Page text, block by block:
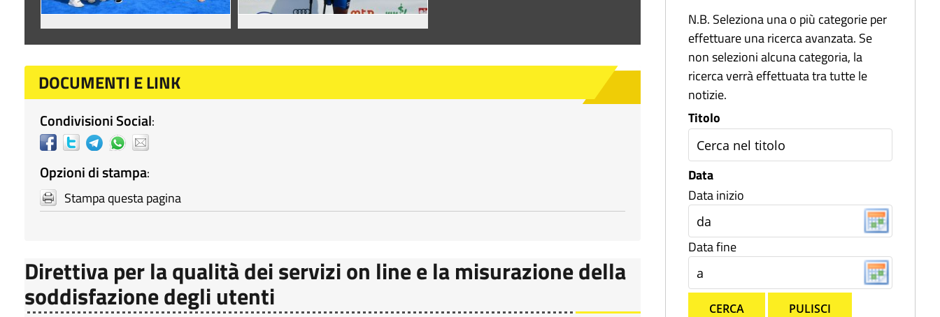
DOCUMENTI E LINK
Condivisioni Social:
Opzioni di stampa:
Stampa questa pagina
Direttiva per la qualità dei servizi on line e la misurazione della
soddisfazione degli utenti
N.B. Seleziona una o più categorie per
effettuare una ricerca avanzata. Se
non selezioni alcuna categoria, la
ricerca verrà effettuata tra tutte le
notizie.
Titolo
Data
Data inizio
Data fine
CERCA PULISCI